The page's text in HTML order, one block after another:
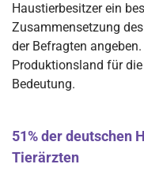
Haustierbesitzer ein
Zusammensetzung
der Befragten
Produktionsland für
Bedeutung.
51% der deutschen
Tierärzten